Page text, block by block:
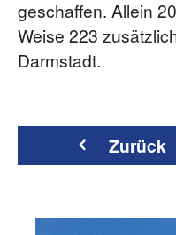
geschaffen. Allein
Weise 223
Darmstadt.
Zurück